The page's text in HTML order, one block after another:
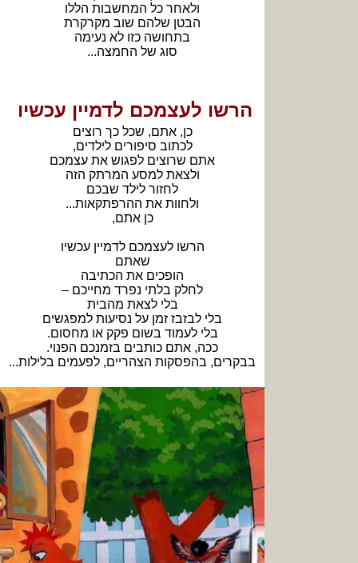
ולאחר כל המחשבות הללו
הבטן שלהם שוב מקרקרת
בתחושה כזו לא נעימה
הרשו לעצמכם לדמיין עכשיו
כן, אתם, שכל כך רוצים
לכתוב סיפורים לילדים,
אתם שרוצים לפגוש את עצמכם
ולצאת למסע המרתק הזה
ולחוות את ההרפתקאות...
הרשו לעצמכם לדמיין עכשיו
הופכים את הכתיבה
לחלק בלתי נפרד מחייכם –
בלי לבזבז זמן על נסיעות למפגשים
בלי לעמוד בשום פקק או מחסום.
ככה, אתם כותבים בזמנכם הפנוי.
בבקרים, בהפסקות הצהריים, לפעמים בלילות...